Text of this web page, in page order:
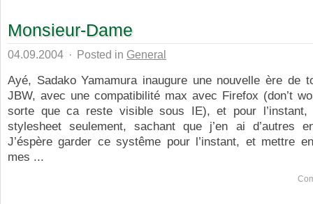
Monsieur-Dame
04.09.2004 · Posted in General
Ayé, Sadako Yamamura inaugure une nouvelle ère de
JBW, avec une compatibilité max avec Firefox (don’t
sorte que ca reste visible sous IE), et pour l’instant,
stylesheet seulement, sachant que j’en ai d’autres
J’éspère garder ce systême pour l’instant, et mettre
mes ...